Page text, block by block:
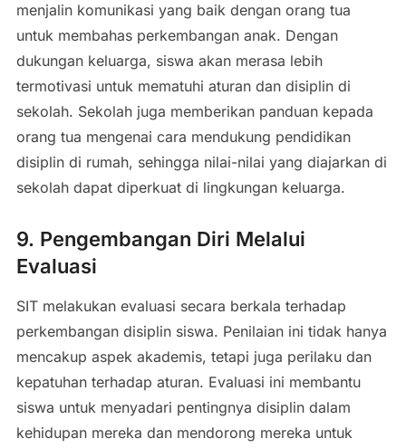
menjalin komunikasi yang baik dengan orang tua
untuk membahas perkembangan anak. Dengan
dukungan keluarga, siswa akan merasa lebih
termotivasi untuk mematuhi aturan dan disiplin di
sekolah. Sekolah juga memberikan panduan kepada
orang tua mengenai cara mendukung pendidikan
disiplin di rumah, sehingga nilai-nilai yang diajarkan di
sekolah dapat diperkuat di lingkungan keluarga.
9. Pengembangan Diri Melalui
Evaluasi
SIT melakukan evaluasi secara berkala terhadap
perkembangan disiplin siswa. Penilaian ini tidak hanya
mencakup aspek akademis, tetapi juga perilaku dan
kepatuhan terhadap aturan. Evaluasi ini membantu
siswa untuk menyadari pentingnya disiplin dalam
kehidupan mereka dan mendorong mereka untuk